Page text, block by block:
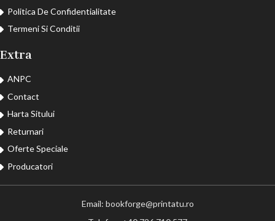
Politica De Confidentialitate
Termeni Si Conditii
Extra
ANPC
Contact
Harta Sitului
Returnari
Oferte Speciale
Producatori
Email: bookforge@printatu.ro